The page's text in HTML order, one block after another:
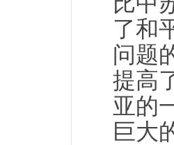
了和
问题
提高
亚的
巨大